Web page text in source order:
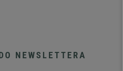
NEWSLETTERA